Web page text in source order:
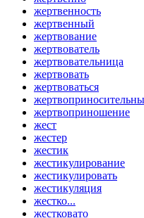
жертвенность
жертвенный
жертвование
жертвователь
жертвовательница
жертвовать
жертвоваться
жертвоприношение
жест
жестер
жестик
жестикулирование
жестикулировать
жестикуляция
жестко...
жестковато